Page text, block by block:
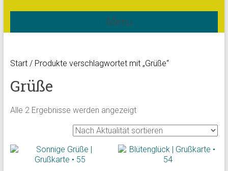
Menü
Start/ Produkte verschlagwortet mit „Grüße“
Grüße
Alle 2 Ergebnisse werden angezeigt